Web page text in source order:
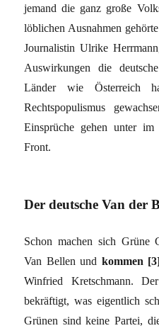
jemand die ganz große
löblichen Ausnahmen
Journalistin Ulrike
Auswirkungen die
Länder wie Österreich
Rechtspopulismus
Einsprüche gehen unter
Front.
Der deutsche Van der
Schon machen sich Grüne
Van Bellen und kommen
Winfried Kretschmann.
bekräftigt, was eigentlich
Grünen sind keine Partei,